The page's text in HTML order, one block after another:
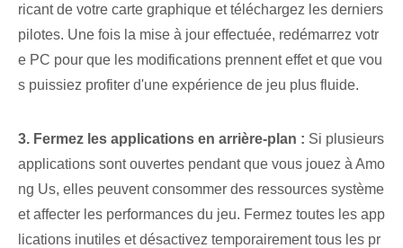
ricant de votre carte graphique et téléchargez les derniers
pilotes. Une fois la mise à jour effectuée, redémarrez votr
e PC pour que les modifications prennent effet et que vou
s puissiez profiter d'une expérience de jeu plus fluide.
3. Fermez les applications en arrière-plan : Si plusieurs
applications sont ouvertes pendant que vous jouez à Amo
ng Us, elles peuvent consommer des ressources système
et affecter les performances du jeu. Fermez toutes les app
lications inutiles et désactivez temporairement tous les pr